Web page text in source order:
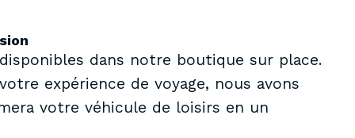
dans notre boutique sur place.
expérience de voyage, nous avons
votre véhicule de loisirs en un